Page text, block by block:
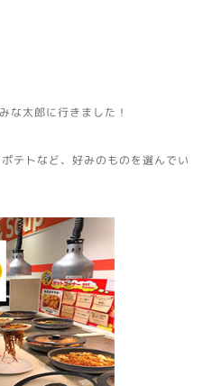
な太郎に行きました！
テトなど、好みのものを選んでい